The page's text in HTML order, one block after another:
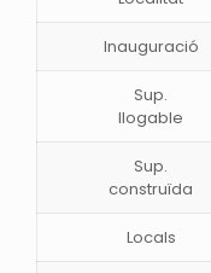
Inauguració
Sup.
llogable
Sup.
construïda
Locals